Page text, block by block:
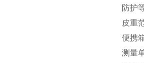
防护
皮重
便携
测量